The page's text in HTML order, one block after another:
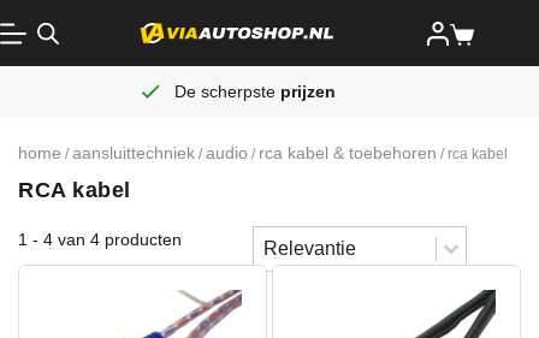
De scherpste prijzen
home / aansluittechniek / audio / rca kabel & toebehoren / rca kabel
RCA kabel
1 - 4 van 4 producten Sorteren
Sort content
Sort content